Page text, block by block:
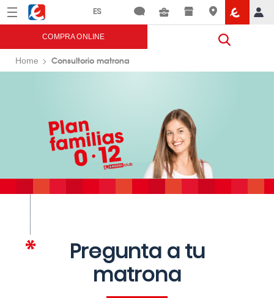
Menú Eroski
COMPRA ONLINE
Home Consultorio matrona
Pregunta a tu
matrona